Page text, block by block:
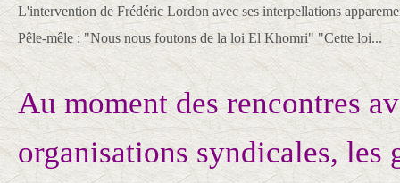
L'intervention de Frédéric Lordon avec ses interpellations
Pêle-mêle : "Nous nous foutons de la loi El Khomri" "Cette loi...
Au moment des rencontres
organisations syndicales, les